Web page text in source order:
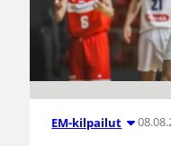
EM-kilpailut